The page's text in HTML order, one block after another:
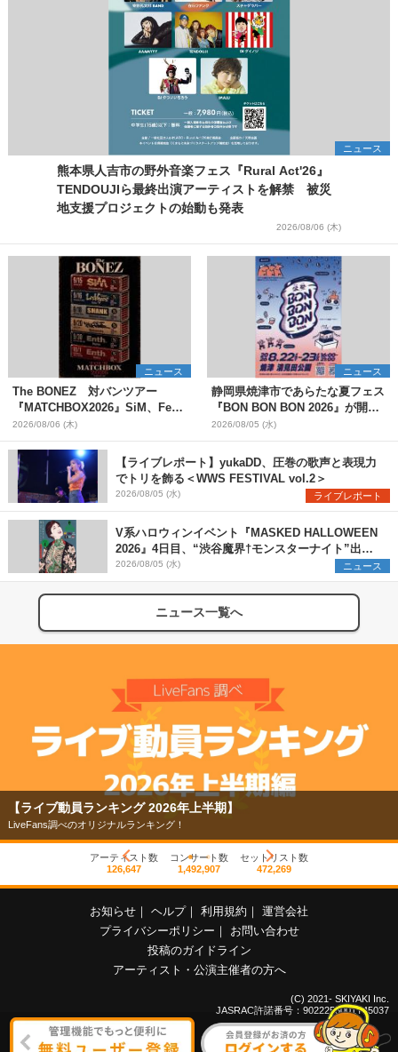
ニュース
熊本県人吉市の野外音楽フェス『Rural Act'26』
TENDOUJIら最終出演アーティストを解禁 被災
地支援プロジェクトの始動も発表
2026/08/06 (木)
ニュース
The BONEZ 対バンツアー
『MATCHBOX2026』SiM、Fear,
and Loathing in Las Vegasら対
バンアーティストを一斉解禁
2026/08/06 (木)
ニュース
静岡県焼津市であらたな夏フェス
『BON BON BON 2026』が開
催 音楽ライブ×盆踊り×DJ×屋台
グルメ×ランタンナイトで彩る2日
間
2026/08/05 (水)
【ライブレポート】yukaDD、圧巻の歌声と表現力
でトリを飾る＜WWS FESTIVAL vol.2＞
2026/08/05 (水) ライブレポート
V系ハロウィンイベント『MASKED HALLOWEEN
2026』4日目、“渋谷魔界†モンスターナイト”出演6
組を発表
2026/08/05 (水) ニュース
ニュース一覧へ
【ライブ動員ランキング 2026年上半期】
LiveFans調べのオリジナルランキング！
アーティスト数
126,647
コンサート数
1,492,907
セットリスト数
472,269
お知らせ ｜ ヘルプ｜ 利用規約 ｜ 運営会社
プライバシーポリシー ｜
お問い合わせ
投稿のガイドライン
アーティスト・公演主催者の方へ
(C) 2021- SKIYAKI Inc.
JASRAC許諾番号：9022255001Y45037